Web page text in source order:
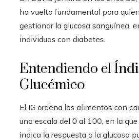
ha vuelto fundamental para
gestionar la glucosa sanguínea,
individuos con diabetes.
Entendiendo el
Glucémico
El IG ordena los alimentos con
una escala del 0 al 100, en la
indica la respuesta a la glucosa